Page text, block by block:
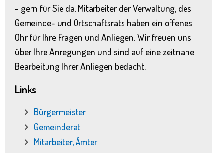
- gern für Sie da. Mitarbeiter der Verwaltung, des
Gemeinde- und Ortschaftsrats haben ein offenes
Ohr für Ihre Fragen und Anliegen. Wir freuen uns
über Ihre Anregungen und sind auf eine zeitnahe
Bearbeitung Ihrer Anliegen bedacht.
Links
Bürgermeister
Gemeinderat
Mitarbeiter, Ämter